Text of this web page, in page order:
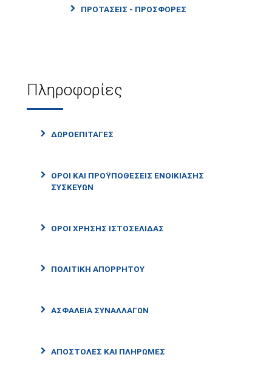
ΠΡΟΤΑΣΕΙΣ - ΠΡΟΣΦΟΡΕΣ
Πληροφορίες
ΔΩΡΟΕΠΙΤΑΓΈΣ
ΌΡΟΙ ΚΑΙ ΠΡΟΫΠΟΘΈΣΕΙΣ ΕΝΟΙΚΊΑΣΗΣ
ΣΥΣΚΕΥΏΝ
ΌΡΟΙ ΧΡΉΣΗΣ ΙΣΤΟΣΕΛΊΔΑΣ
ΠΟΛΙΤΙΚΉ ΑΠΟΡΡΉΤΟΥ
ΑΣΦΆΛΕΙΑ ΣΥΝΑΛΛΑΓΏΝ
ΑΠΟΣΤΟΛΈΣ ΚΑΙ ΠΛΗΡΩΜΈΣ